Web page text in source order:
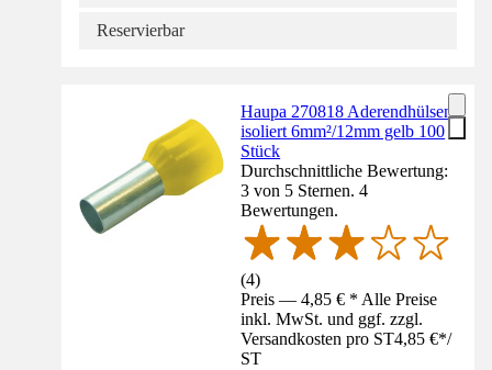
Reservierbar
Haupa 270818 Aderendhülsen
isoliert 6mm²/12mm gelb 100
Stück
Durchschnittliche Bewertung:
3 von 5 Sternen. 4
Bewertungen.
(4)
Preis — 4,85 € * Alle Preise
inkl. MwSt. und ggf. zzgl.
Versandkosten pro ST4,85 €*/
ST